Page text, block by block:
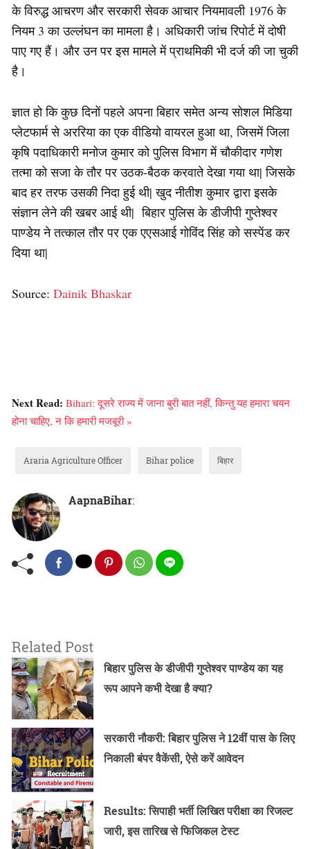
के विरुद्ध आचरण और सरकारी सेवक आचार नियमावली 1976 के
नियम 3 का उल्लंघन का मामला है। अधिकारी जांच रिपोर्ट में दोषी
पाए गए हैं। और उन पर इस मामले में प्राथमिकी भी दर्ज की जा चुकी
है।
ज्ञात हो कि कुछ दिनों पहले अपना बिहार समेत अन्य सोशल मिडिया
प्लेटफार्म से अररिया का एक वीडियो वायरल हुआ था, जिसमें जिला
कृषि पदाधिकारी मनोज कुमार को पुलिस विभाग में चौकीदार गणेश
तत्मा को सजा के तौर पर उठक-बैठक करवाते देखा गया था| जिसके
बाद हर तरफ उसकी निदा हुई थी| खुद नीतीश कुमार द्वारा इसके
संज्ञान लेने की खबर आई थी| बिहार पुलिस के डीजीपी गुप्तेश्वर
पाण्डेय ने तत्काल तौर पर एक एएसआई गोविंद सिंह को सस्पेंड कर
दिया था|
Source: Dainik Bhaskar
Next Read: Bihari: दूसरे राज्य में जाना बुरी बात नहीं, किन्तु यह हमारा चयन
होना चाहिए, न कि हमारी मजबूरी »
Araria Agriculture Officer Bihar police बिहार
AapnaBihar:
Related Post
बिहार पुलिस के डीजीपी गुप्तेश्वर पाण्डेय का यह
रूप आपने कभी देखा है क्या?
सरकारी नौकरी: बिहार पुलिस ने 12वीं पास के लिए
निकाली बंपर वैकेंसी, ऐसे करें आवेदन
Results: सिपाही भर्ती लिखित परीक्षा का रिजल्ट
जारी, इस तारिख से फिजिकल टेस्ट